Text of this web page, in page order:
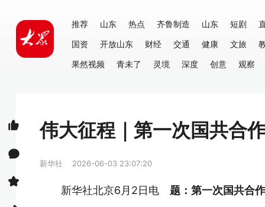
推荐 山东 热点 齐鲁制造 山东 短剧
国资
开放山东 财经 交通 健康 文旅
果然视频
青未了 灵境 深度 创意 观察
伟大征程｜第一次国共合
新华社 2026-06-03 23:07:20
新华社北京6月2日电 题：第一次国共合